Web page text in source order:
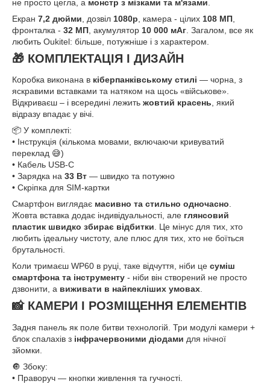
не просто цегла, а монстр з мізками та м'язами
Екран 7,2 дюйми , дозвіл 1080p , камера - цілих 108 МП
фронталка - 32 МП , акумулятор 10 000 мАг . Загалом, все як
любить Oukitel: більше, потужніше і з характером.
🎁 КОМПЛЕКТАЦІЯ І ДИЗАЙН
Коробка виконана в кіберпанківському стилі — чорна, з
яскравими вставками та натяком на щось «військове».
Відкриваєш – і всередині лежить жовтий красень, який
відразу впадає у вічі.
📦 У комплекті:
• Інструкція (кількома мовами, включаючи кривуватий
переклад 😅)
• Кабель USB-C
• Зарядка на 33 Вт — швидко та потужно
• Скріпка для SIM-картки
Смартфон виглядає масивно та стильно одночасно.
Жовта вставка додає індивідуальності, але глянсовий
пластик швидко збирає відбитки. Це мінус для тих, хто
любить ідеальну чистоту, але плюс для тих, хто не боїться
брутальності.
Коли тримаєш WP60 в руці, таке відчуття, ніби це суміш
смартфона та інструменту - ніби він створений не просто
дзвонити, а виживати в найпекліших умовах.
📸 КАМЕРИ І РОЗМІЩЕННЯ ЕЛЕМЕНТІВ
Задня панель як поле битви технологій. Три модулі камери +
блок спалахів з інфрачервоними діодами для нічної
зйомки.
🔘 Збоку:
• Праворуч — кнопки живлення та гучності.